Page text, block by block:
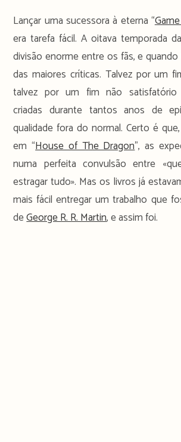
Lançar uma sucessora à eterna “
era tarefa fácil. A oitava temporada
divisão enorme entre os fãs, e
das maiores críticas. Talvez por um
talvez por um fim não satisfatório
criadas durante tantos anos de
qualidade fora do normal. Certo é
em “House of The Dragon”, as
numa perfeita convulsão entre
estragar tudo». Mas os livros já
mais fácil entregar um trabalho que
deGeorge R. R. Martin, e assim foi.